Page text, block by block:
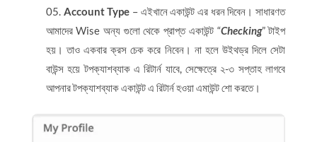
Account Type – এইখানে একাউন্ট এর ধরন দিবেন। সাধারণত
আমাদের Wise অন্য গুলো থেকে প্রাপ্ত একাউন্ট “Checking” টাইপ
হয়। তাও একবার ক্রস চেক করে নিবেন। না হলে উইথড্র দিলে সেটা
বাউন্স হয়ে টপক্যাশব্যাক এ রিটার্ন যাবে, সেক্ষেত্রে ২-৩ সপ্তাহ লাগবে
আপনার টপক্যাশব্যাক একাউন্ট এ রিটার্ন হওয়া এমাউন্ট শো করতে।